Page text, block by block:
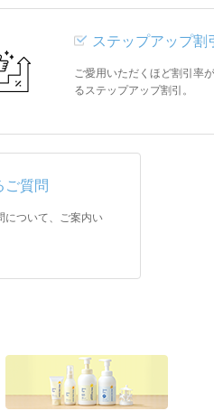
ステップアップ割
ご愛用いただくほど割引率
るステップアップ割引。
ご質問
について、ご案内い